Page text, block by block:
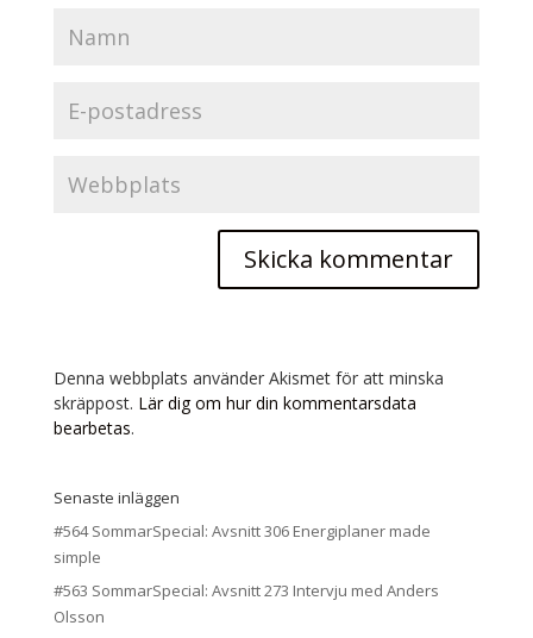
Denna webbplats använder Akismet för att minska
skräppost. Lär dig om hur din kommentarsdata
bearbetas.
Senaste inläggen
#564 SommarSpecial: Avsnitt 306 Energiplaner made
simple
#563 SommarSpecial: Avsnitt 273 Intervju med Anders
Olsson